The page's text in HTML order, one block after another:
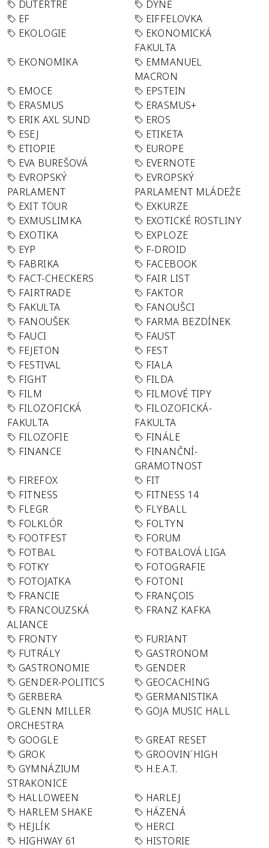
DUTERTRE
DÝNĚ
EF
EIFFELOVKA
EKOLOGIE
EKONOMICKÁ
FAKULTA
EKONOMIKA
EMMANUEL
MACRON
EMOCE
EPSTEIN
ERASMUS
ERASMUS+
ERIK AXL SUND
EROS
ESEJ
ETIKETA
ETIOPIE
EUROPE
EVA BUREŠOVÁ
EVERNOTE
EVROPSKÝ
PARLAMENT
EVROPSKÝ
PARLAMENT MLÁDEŽE
EXIT TOUR
EXKURZE
EXMUSLIMKA
EXOTICKÉ ROSTLINY
EXOTIKA
EXPLOZE
EYP
F-DROID
FABRIKA
FACEBOOK
FACT-CHECKERS
FAIR LIST
FAIRTRADE
FAKTOR
FAKULTA
FANOUŠCI
FANOUŠEK
FARMA BEZDÍNEK
FAUCI
FAUST
FEJETON
FEST
FESTIVAL
FIALA
FIGHT
FILDA
FILM
FILMOVÉ TIPY
FILOZOFICKÁ
FAKULTA
FILOZOFICKÁ-
FAKULTA
FILOZOFIE
FINÁLE
FINANCE
FINANČNÍ-
GRAMOTNOST
FIREFOX
FIT
FITNESS
FITNESS 14
FLEGR
FLYBALL
FOLKLÓR
FOLTYN
FOOTFEST
FORUM
FOTBAL
FOTBALOVÁ LIGA
FOTKY
FOTOGRAFIE
FOTOJATKA
FOTONI
FRANCIE
FRANÇOIS
FRANCOUZSKÁ
ALIANCE
FRANZ KAFKA
FRONTY
FURIANT
FUTRÁLY
GASTRONOM
GASTRONOMIE
GENDER
GENDER-POLITICS
GEOCACHING
GERBERA
GERMANISTIKA
GLENN MILLER
ORCHESTRA
GOJA MUSIC HALL
GOOGLE
GREAT RESET
GROK
GROOVIN´HIGH
GYMNÁZIUM
STRAKONICE
H.E.A.T.
HALLOWEEN
HARLEJ
HARLEM SHAKE
HÁZENÁ
HEJLÍK
HERCI
HIGHWAY 61
HISTORIE